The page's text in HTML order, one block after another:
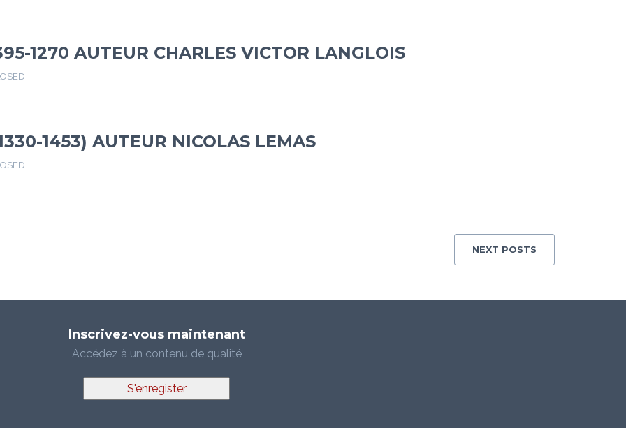
1270 AUTEUR CHARLES VICTOR LANGLOIS
1453) AUTEUR NICOLAS LEMAS
NEXT POSTS
Inscrivez-vous maintenant
Accédez à un contenu de qualité
S'enregister